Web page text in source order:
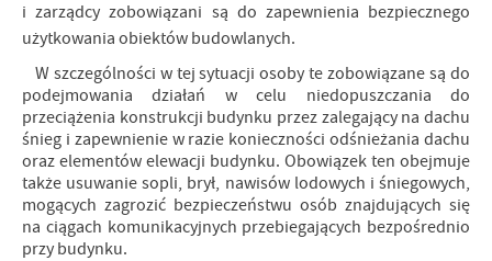
i zarządcy zobowiązani są do zapewnienia bezpiecznego
użytkowania obiektów budowlanych.
W szczególności w tej sytuacji osoby te zobowiązane są do
podejmowania działań w celu niedopuszczania do
przeciążenia konstrukcji budynku przez zalegający na dachu
śnieg i zapewnienie w razie konieczności odśnieżania dachu
oraz elementów elewacji budynku. Obowiązek ten obejmuje
także usuwanie sopli, brył, nawisów lodowych i śniegowych,
mogących zagrozić bezpieczeństwu osób znajdujących się
na ciągach komunikacyjnych przebiegających bezpośrednio
przy budynku.